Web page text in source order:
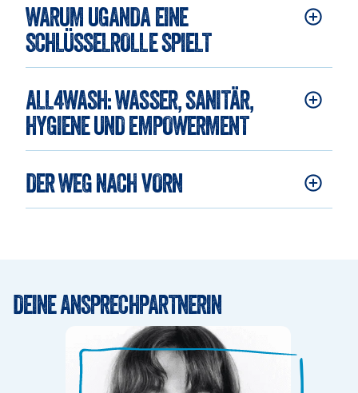
WARUM UGANDA EINE
SCHLÜSSELROLLE SPIELT
ALL4WASH: WASSER, SANITÄR,
HYGIENE UND EMPOWERMENT
DER WEG NACH VORN
DEINE ANSPRECHPARTNERIN